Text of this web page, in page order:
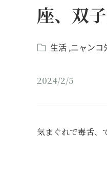
座、双
生活 ニャンコ
2024/2/5
気まぐれで毒舌、